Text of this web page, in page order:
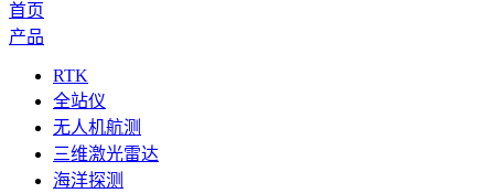
首页
产品
RTK
全站仪
无人机航测
三维激光雷达
海洋探测